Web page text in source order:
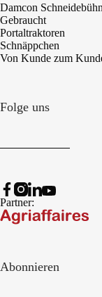
Damcon
Gebraucht
Portaltraktoren
Schnäppchen
Von Kunde zum
Folge uns
Partner:
Abonnieren